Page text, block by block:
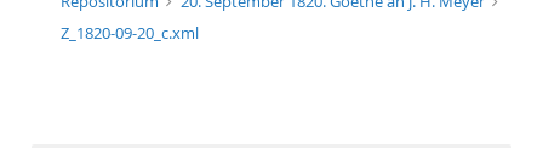
Z_1820-09-20_c.xml